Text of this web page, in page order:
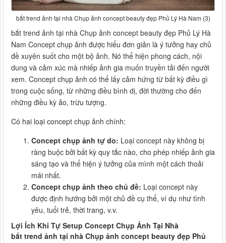
bắt trend ảnh tại nhà Chụp ảnh concept beauty đẹp Phủ Lý Hà Nam (3)
bắt trend ảnh tại nhà Chụp ảnh concept beauty đẹp Phủ Lý Hà
Nam Concept chụp ảnh được hiểu đơn giản là ý tưởng hay chủ
đề xuyên suốt cho một bộ ảnh. Nó thể hiện phong cách, nội
dung và cảm xúc mà nhiếp ảnh gia muốn truyền tải đến người
xem. Concept chụp ảnh có thể lấy cảm hứng từ bất kỳ điều gì
trong cuộc sống, từ những điều bình dị, đời thường cho đến
những điều kỳ ảo, trừu tượng.
Có hai loại concept chụp ảnh chính:
Concept chụp ảnh tự do: Loại concept này không bị
ràng buộc bởi bất kỳ quy tắc nào, cho phép nhiếp ảnh gia
sáng tạo và thể hiện ý tưởng của mình một cách thoải
mái nhất.
Concept chụp ảnh theo chủ đề: Loại concept này
được định hướng bởi một chủ đề cụ thể, ví dụ như tình
yêu, tuổi trẻ, thời trang, v.v.
Lợi Ích Khi Tự Setup Concept Chụp Ảnh Tại Nhà
bắt trend ảnh tại nhà Chụp ảnh concept beauty đẹp Phủ